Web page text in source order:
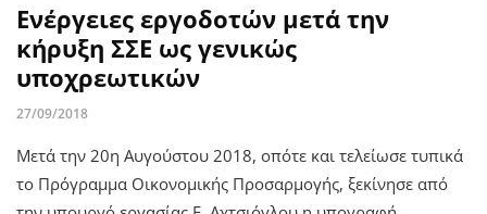
Ενέργειες εργοδοτών μετά την
κήρυξη ΣΣΕ ως γενικώς
υποχρεωτικών
27/09/2018
Μετά την 20η Αυγούστου 2018, οπότε και τελείωσε τυπικά
το Πρόγραμμα Οικονομικής Προσαρμογής, ξεκίνησε από